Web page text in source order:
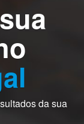
da sua